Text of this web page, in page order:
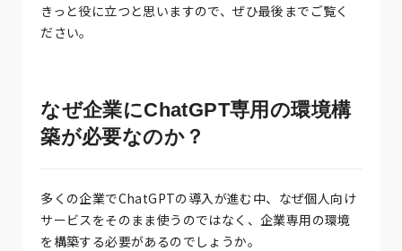
きっと役に立つと思いますので、ぜひ最後までご覧く
ださい。
なぜ企業にChatGPT専用の環境構
築が必要なのか？
多くの企業でChatGPTの導入が進む中、なぜ個人向け
サービスをそのまま使うのではなく、企業専用の環境
を構築する必要があるのでしょうか。